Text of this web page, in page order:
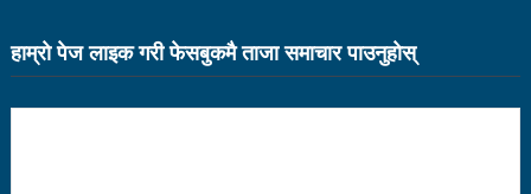
छन्ः प्रधानमन्त्री प्रचण्ड
लुम्बिनी प्रदेशले घरबाटै व्यवसायिक फर्म दर्ता गर्ने व्यवस्था
हाम्राे पेज लाइक गरी फेसबुकमै ताजा समाचार पाउनुहाेस्